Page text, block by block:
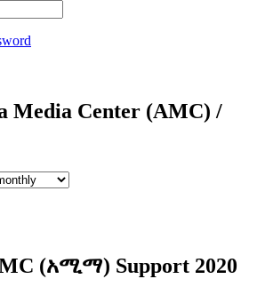
Media Center (AMC) /
(አሚማ) Support 2020